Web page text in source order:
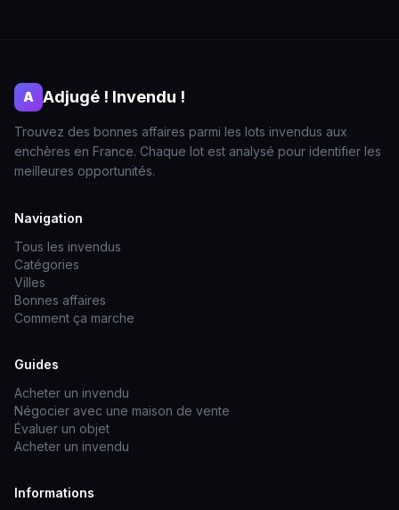
A Adjugé ! Invendu !
Trouvez des bonnes affaires parmi les lots invendus aux
enchères en France. Chaque lot est analysé pour identifier les
meilleures opportunités.
Navigation
Tous les invendus
Catégories
Villes
Bonnes affaires
Comment ça marche
Guides
Acheter un invendu
Négocier avec une maison de vente
Évaluer un objet
Acheter un invendu
Informations